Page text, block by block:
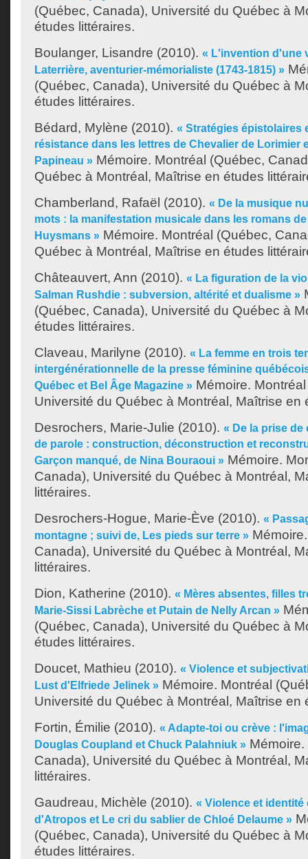
(Québec, Canada), Université du Québec à
études littéraires.
Boulanger, Lisandre (2010). « L'invention d'une
Laterrière, aventurier-mémorialiste (1743-1815) »
(Québec, Canada), Université du Québec à
études littéraires.
Bédard, Mylène (2010). « Stratégies épistolaires
résistance dans les lettres de Chevalier de Lorimier
Papineau » Mémoire. Montréal (Québec,
Québec à Montréal, Maîtrise en études
Chamberland, Rafaël (2010). « De la musique
mots : la manifestation musicale dans les romans
Huysmans » Mémoire. Montréal (Québec,
Québec à Montréal, Maîtrise en études
Châteauvert, Ann (2010). « La figuration de la
Salman Rushdie : subversion, altérité et dualisme »
(Québec, Canada), Université du Québec à
études littéraires.
Claveau, Marilyne (2010). « La femme en trois
intergénérationnelle de la presse féminine
Québec et Bel Âge Magazine » Mémoire.
Université du Québec à Montréal, Maîtrise en
Desrochers, Marie-Julie (2010). « De la prise
de parole : construction, déconstruction et
Garçon manqué, de Nina Bouraoui » Mémoire.
Canada), Université du Québec à Montréal,
littéraires.
Desrochers-Hogue, Marie-Ève (2010). «
montagne ; suivi de, Les pieds sur terre »
Canada), Université du Québec à Montréal,
littéraires.
Dion, Katherine (2010). « Mères absentes, filles
Marie-Sissi Labrèche et Putain de Nelly Arcan »
(Québec, Canada), Université du Québec à
études littéraires.
Doucet, Mathieu (2010). « Violence et
Lust d'Elfriede Jelinek » Mémoire. Montréal
Université du Québec à Montréal, Maîtrise en
Fortin, Émilie (2010). « Adapte-toi ou crève :
Douglas Coupland et Chuck Palahniuk »
Canada), Université du Québec à Montréal,
littéraires.
Gaudreau, Michèle (2010). « Violence et
d'Atropos et Le cri du sablier de Chloé Delaume »
(Québec, Canada), Université du Québec à
études littéraires.